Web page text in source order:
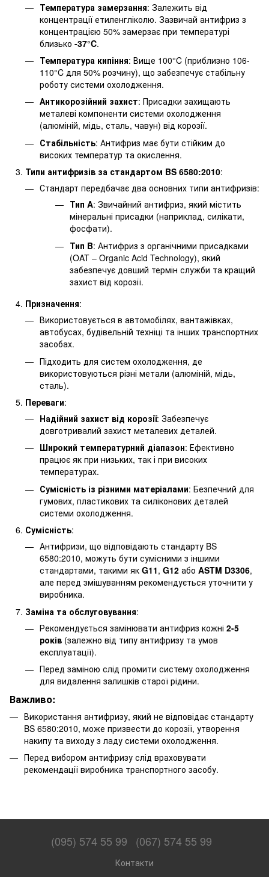
Температура замерзання: Залежить від
концентрації етиленгліколю. Зазвичай антифриз з
концентрацією 50% замерзає при температурі
близько -37°C.
Температура кипіння: Вище 100°C (приблизно 106-
110°C для 50% розчину), що забезпечує стабільну
роботу системи охолодження.
Антикорозійний захист: Присадки захищають
металеві компоненти системи охолодження
(алюміній, мідь, сталь, чавун) від корозії.
Стабільність: Антифриз має бути стійким до
високих температур та окислення.
Типи антифризів за стандартом BS 6580:2010:
Стандарт передбачає два основних типи антифризів:
Тип A: Звичайний антифриз, який містить
мінеральні присадки (наприклад, силікати,
фосфати).
Тип B: Антифриз з органічними присадками
(OAT – Organic Acid Technology), який
забезпечує довший термін служби та кращий
захист від корозії.
Призначення:
Використовується в автомобілях, вантажівках,
автобусах, будівельній техніці та інших транспортних
засобах.
Підходить для систем охолодження, де
використовуються різні метали (алюміній, мідь,
сталь).
Переваги:
Надійний захист від корозії: Забезпечує
довготривалий захист металевих деталей.
Широкий температурний діапазон: Ефективно
працює як при низьких, так і при високих
температурах.
Сумісність із різними матеріалами: Безпечний для
гумових, пластикових та силіконових деталей
системи охолодження.
Сумісність:
Антифризи, що відповідають стандарту BS
6580:2010, можуть бути сумісними з іншими
стандартами, такими як G11, G12 або ASTM D3306,
але перед змішуванням рекомендується уточнити у
виробника.
Заміна та обслуговування:
Рекомендується замінювати антифриз кожні 2-5
років (залежно від типу антифризу та умов
експлуатації).
Перед заміною слід промити систему охолодження
для видалення залишків старої рідини.
Важливо:
Використання антифризу, який не відповідає стандарту
BS 6580:2010, може призвести до корозії, утворення
накипу та виходу з ладу системи охолодження.
Перед вибором антифризу слід враховувати
рекомендації виробника транспортного засобу.
(095) 574 55 99 (067) 574 55 99
Контакти